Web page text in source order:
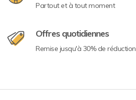
Partout et à tout moment
Offres quotidiennes
Remise jusqu'à 30% de réduction